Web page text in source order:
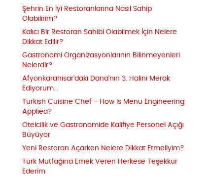
Şehrin En İyi Restoranlarına Nasıl Sahip
Olabilirim?
Kalıcı Bir Restoran Sahibi Olabilmek İçin Nelere
Dikkat Edilir?
Gastronomi Organizasyonlarının Bilinmeyenleri
Nelerdir?
Afyonkarahisar'daki Dana'nın 3. Halini Merak
Ediyorum...
Turkish Cuisine Chef - How Is Menu Engineering
Applied?
Otelcilik ve Gastronomide Kalifiye Personel Açığı
Büyüyor
Yeni Restoran Açarken Nelere Dikkat Etmeliyim?
Türk Mutfağına Emek Veren Herkese Teşekkür
Ederim